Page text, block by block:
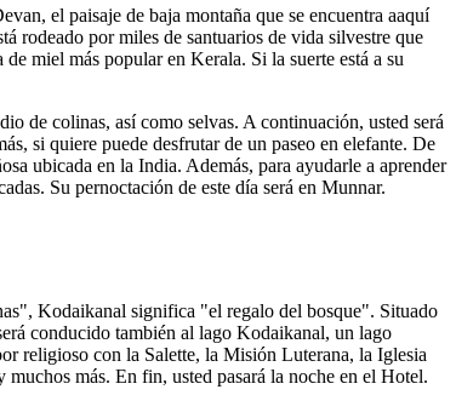
el paisaje de baja montaña que se encuentra aaquí
rodeado por miles de santuarios de vida silvestre que
miel más popular en Kerala. Si la suerte está a su
de colinas, así como selvas. A continuación, usted será
si quiere puede desfrutar de un paseo en elefante. De
ubicada en la India. Además, para ayudarle a aprender
Su pernoctación de este día será en Munnar.
Kodaikanal significa "el regalo del bosque". Situado
conducido también al lago Kodaikanal, un lago
religioso con la Salette, la Misión Luterana, la Iglesia
más. En fin, usted pasará la noche en el Hotel.